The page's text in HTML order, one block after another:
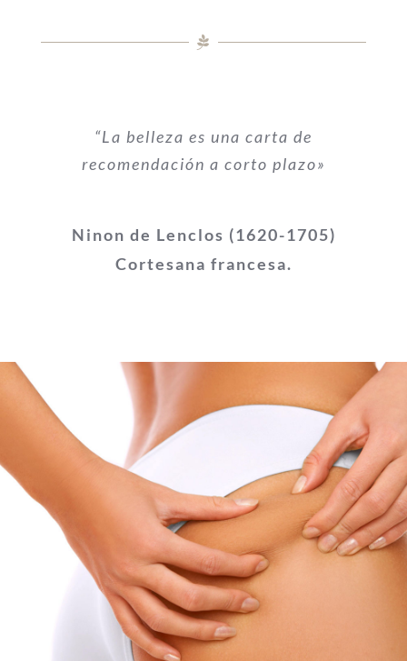
“La belleza es una carta de
recomendación a corto plazo»
Ninon de Lenclos (1620-1705)
Cortesana francesa.